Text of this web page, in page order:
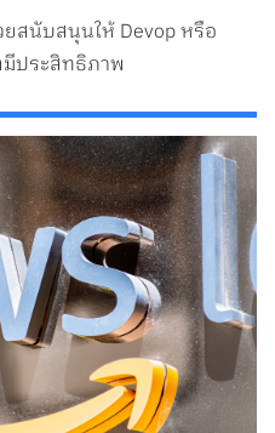
ยสนับสนุนให้ Devop หรือ
มีประสิทธิภาพ